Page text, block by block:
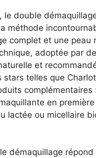
le double
méthode
complet et une peau
adoptée par
et
stars telles que
complémentaires
en
lactée ou micellaire
démaquillage répond